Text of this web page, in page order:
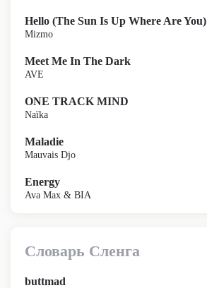
Hello (The Sun Is Up Where Are You)
Mizmo
Meet Me In The Dark
AVE
ONE TRACK MIND
Naïka
Maladie
Mauvais Djo
Energy
Ava Max & BIA
Словарь Сленга
buttmad